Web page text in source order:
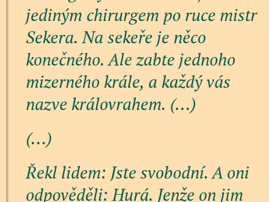
jediným chirurgem po ruce mistr
Sekera. Na sekeře je něco
konečného. Ale zabte jednoho
mizerného krále, a každý vás
nazve královrahem. (...)
(...)
Řekl lidem: Jste svobodní. A oni
odpověděli: Hurá. Jenže on jim